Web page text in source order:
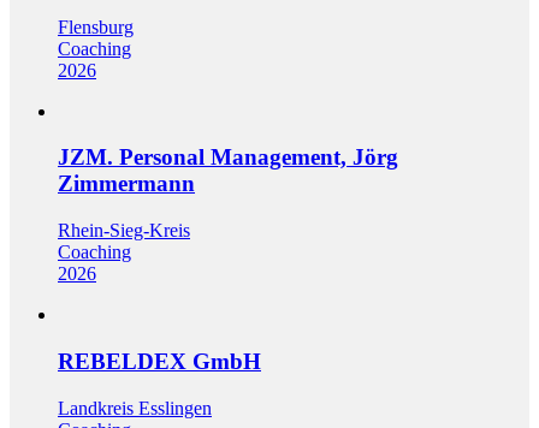
Flensburg
Coaching
2026
JZM. Personal Management, Jörg
Zimmermann
Rhein-Sieg-Kreis
Coaching
2026
REBELDEX GmbH
Landkreis Esslingen